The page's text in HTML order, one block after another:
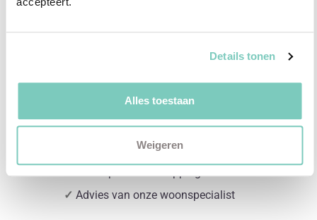
Details tonen
Alles toestaan
Weigeren
Professioneel interieuradvies
vanuit jouw wensen en behoeften een
Afstyling aan huis
✓ 2D interieurontwerp
3D interieurontwerp
✓ Gratis personal shopping
✓ Advies van onze woonspecialist